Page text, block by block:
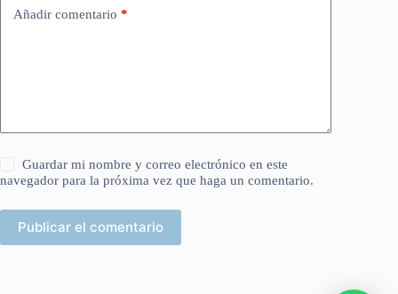
Añadir comentario *
Guardar mi nombre y correo electrónico en este
navegador para la próxima vez que haga un comentario.
Publicar el comentario